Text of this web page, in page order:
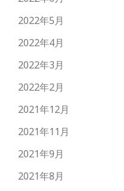
2022年5月
2022年4月
2022年3月
2022年2月
2021年12月
2021年11月
2021年9月
2021年8月